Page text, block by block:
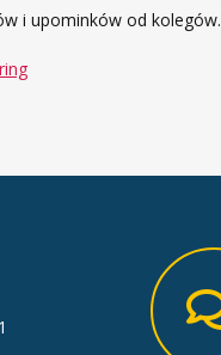
i upominków od kolegów.